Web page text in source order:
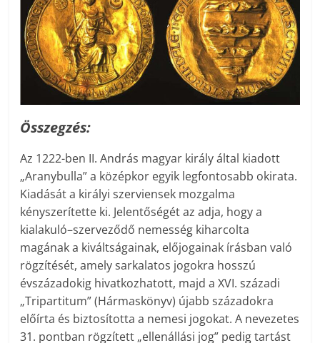
Összegzés:
Az 1222-ben II. András magyar király által kiadott
„Aranybulla” a középkor egyik legfontosabb okirata.
Kiadását a királyi szerviensek mozgalma
kényszerítette ki. Jelentőségét az adja, hogy a
kialakuló–szerveződő nemesség kiharcolta
magának a kiváltságainak, előjogainak írásban való
rögzítését, amely sarkalatos jogokra hosszú
évszázadokig hivatkozhatott, majd a XVI. századi
„Tripartitum” (Hármaskönyv) újabb századokra
előírta és biztosította a nemesi jogokat. A nevezetes
31. pontban rögzített „ellenállási jog” pedig tartást